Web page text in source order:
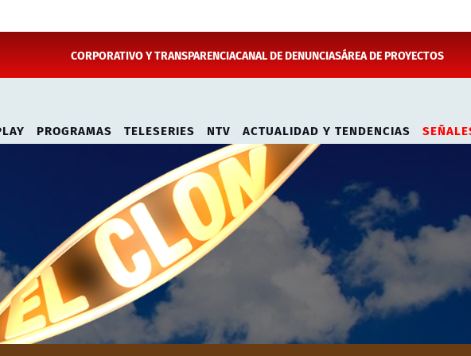
CORPORATIVO Y TRANSPARENCIACANAL DE DENUNCIASÁREA DE PROYECTOS
PROGRAMAS TELESERIES NTV ACTUALIDAD Y TENDENCIAS